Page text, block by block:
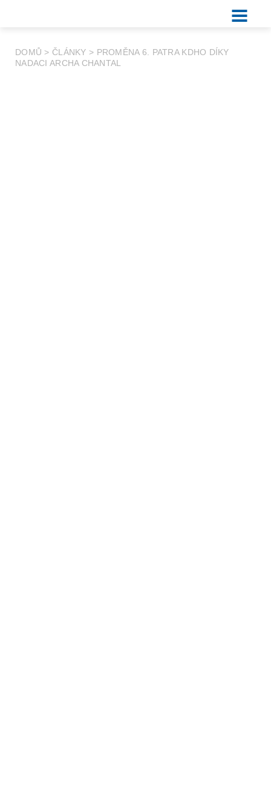
DOMŮ > ČLÁNKY > PROMĚNA 6. PATRA KDHO DÍKY
NADACI ARCHA CHANTAL